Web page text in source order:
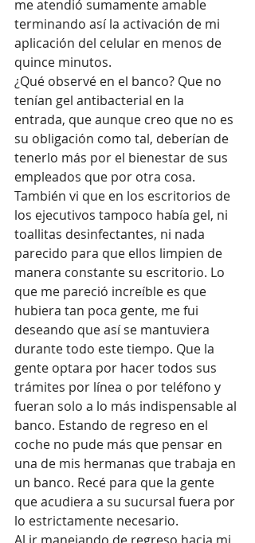
me atendió sumamente amable
terminando así la activación de mi
aplicación del celular en menos de
quince minutos.
¿Qué observé en el banco? Que no
tenían gel antibacterial en la
entrada, que aunque creo que no es
su obligación como tal, deberían de
tenerlo más por el bienestar de sus
empleados que por otra cosa.
También vi que en los escritorios de
los ejecutivos tampoco había gel, ni
toallitas desinfectantes, ni nada
parecido para que ellos limpien de
manera constante su escritorio. Lo
que me pareció increíble es que
hubiera tan poca gente, me fui
deseando que así se mantuviera
durante todo este tiempo. Que la
gente optara por hacer todos sus
trámites por línea o por teléfono y
fueran solo a lo más indispensable al
banco. Estando de regreso en el
coche no pude más que pensar en
una de mis hermanas que trabaja en
un banco. Recé para que la gente
que acudiera a su sucursal fuera por
lo estrictamente necesario.